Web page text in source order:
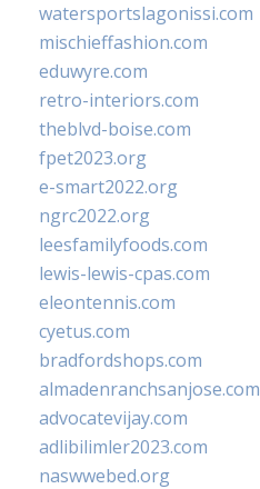
watersportslagonissi.com
mischieffashion.com
eduwyre.com
retro-interiors.com
theblvd-boise.com
fpet2023.org
e-smart2022.org
ngrc2022.org
leesfamilyfoods.com
lewis-lewis-cpas.com
eleontennis.com
cyetus.com
bradfordshops.com
almadenranchsanjose.com
advocatevijay.com
adlibilimler2023.com
naswwebed.org